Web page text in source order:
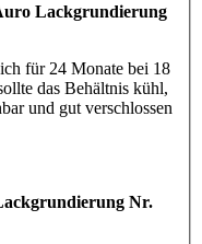
Lackgrundierung
für 24 Monate bei 18
das Behältnis kühl,
und gut verschlossen
Nr.